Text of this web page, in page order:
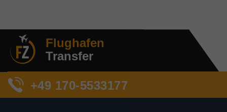
Flughafen
Transfer
+49 170-5533177